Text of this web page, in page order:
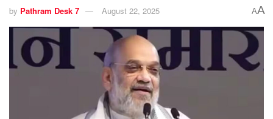
by Pathram Desk 7 August 22, 2025 AA